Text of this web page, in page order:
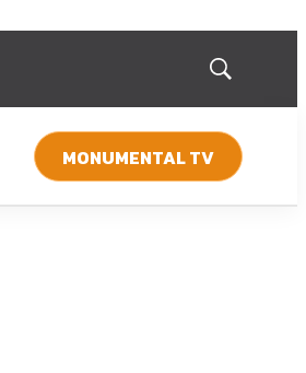
Mostrar
MONUMENTAL TV